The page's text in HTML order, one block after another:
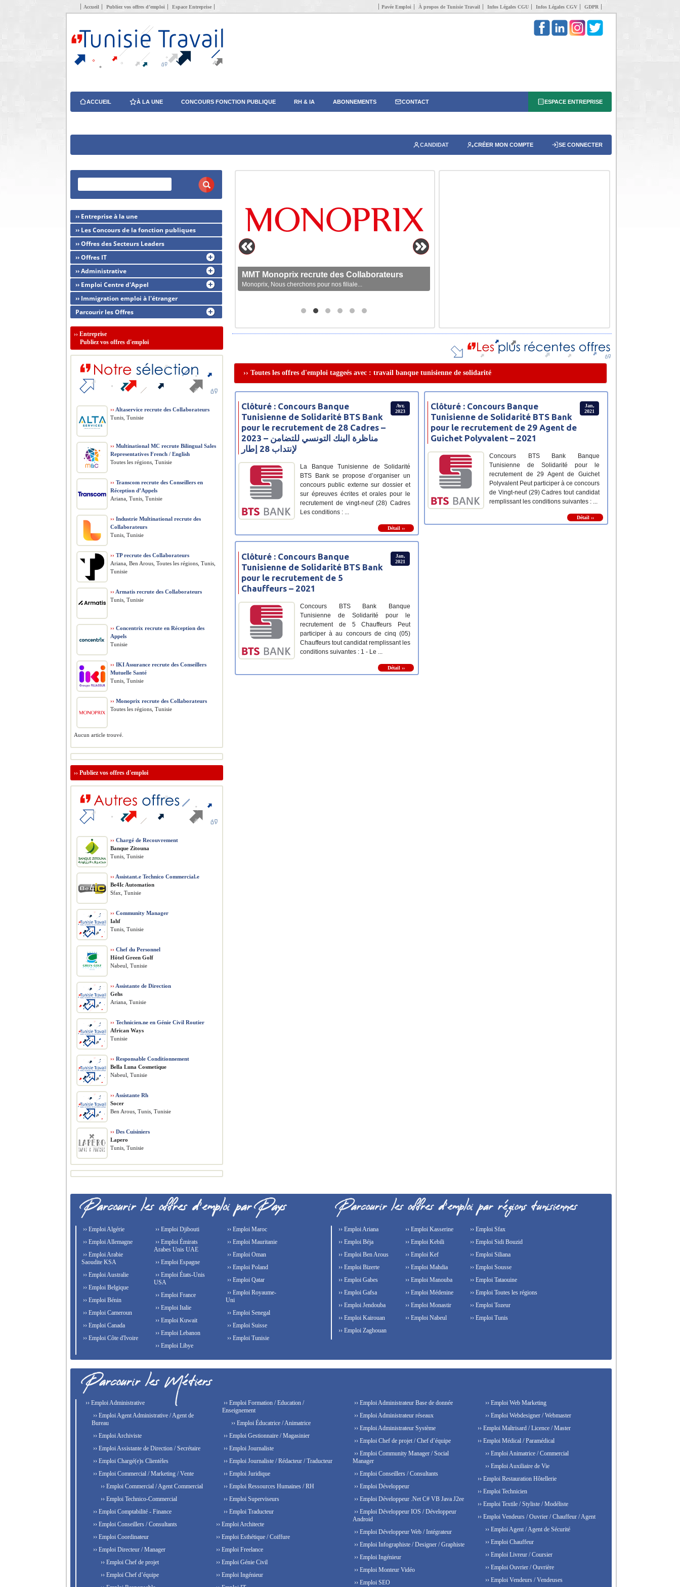
Accueil Publiez vos offres d’emploi Espace Entreprise Pavée Emploi À propos de Tunisie Travail Infos Légales CGU Infos Légales CGV GDPR
ACCUEIL À LA UNE CONCOURS FONCTION PUBLIQUE RH & IA ABONNEMENTS CONTACT ESPACE ENTREPRISE
CANDIDAT CRÉER MON COMPTE SE CONNECTER
MMT Monoprix recrute des Collaborateurs
Monoprix, Nous cherchons pour nos filiale...
›› Toutes les offres d'emploi taggeés avec : travail banque tunisienne de solidarité
Avr,
2023
Clôturé : Concours Banque
Tunisienne de Solidarité BTS Bank
pour le recrutement de 28 Cadres –
2023 – مناظرة البنك التونسي للتضامن
لإنتداب 28 إطار
La Banque Tunisienne de Solidarité
BTS Bank se propose d’organiser un
concours public externe sur dossier et
sur épreuves écrites et orales pour le
recrutement de vingt-neuf (28) Cadres
Les conditions : ...
Détail ››
Jan,
2021
Clôturé : Concours Banque
Tunisienne de Solidarité BTS Bank
pour le recrutement de 29 Agent de
Guichet Polyvalent – 2021
Concours BTS Bank Banque
Tunisienne de Solidarité pour le
recrutement de 29 Agent de Guichet
Polyvalent Peut participer à ce concours
de Vingt-neuf (29) Cadres tout candidat
remplissant les conditions suivantes : ...
Détail ››
Jan,
2021
Clôturé : Concours Banque
Tunisienne de Solidarité BTS Bank
pour le recrutement de 5
Chauffeurs – 2021
Concours BTS Bank Banque
Tunisienne de Solidarité pour le
recrutement de 5 Chauffeurs Peut
participer à au concours de cinq (05)
Chauffeurs tout candidat remplissant les
conditions suivantes : 1 - Le ...
Détail ››
›› Entreprise à la une
›› Les Concours de la fonction publiques
›› Offres des Secteurs Leaders
›› Offres IT
›› Administrative
›› Emploi Centre d'Appel
›› Immigration emploi à l'étranger
Parcourir les Offres
›› Entreprise
Publiez vos offres d'emploi
›› Altaservice recrute des Collaborateurs
Tunis, Tunisie
›› Multinational MC recrute Bilingual Sales
Representatives French / English
Toutes les régions, Tunisie
›› Transcom recrute des Conseillers en
Réception d’Appels
Ariana, Tunis, Tunisie
›› Industrie Multinational recrute des
Collaborateurs
Tunis, Tunisie
›› TP recrute des Collaborateurs
Ariana, Ben Arous, Toutes les régions, Tunis,
Tunisie
›› Armatis recrute des Collaborateurs
Tunis, Tunisie
›› Concentrix recrute en Réception des
Appels
Tunisie
›› IKI Assurance recrute des Conseillers
Mutuelle Santé
Tunis, Tunisie
›› Monoprix recrute des Collaborateurs
Toutes les régions, Tunisie
Aucun article trouvé.
›› Publiez vos offres d'emploi
›› Chargé de Recouvrement
Banque Zitouna
Tunis, Tunisie
›› Assistant.e Technico Commercial.e
Be4Ic Automation
Sfax, Tunisie
›› Community Manager
Iahf
Tunis, Tunisie
›› Chef du Personnel
Hôtel Green Golf
Nabeul, Tunisie
›› Assistante de Direction
Gehs
Ariana, Tunisie
›› Technicien.ne en Génie Civil Routier
African Ways
Tunisie
›› Responsable Conditionnement
Bella Luna Cosmetique
Nabeul, Tunisie
›› Assistante Rh
Socer
Ben Arous, Tunis, Tunisie
›› Des Cuisiniers
Lapero
Tunis, Tunisie
›› Emploi Algérie
›› Emploi Allemagne
›› Emploi Arabie
Saoudite KSA
›› Emploi Australie
›› Emploi Belgique
›› Emploi Bénin
›› Emploi Cameroun
›› Emploi Canada
›› Emploi Côte d'Ivoire
›› Emploi Djibouti
›› Emploi Émirats
Arabes Unis UAE
›› Emploi Espagne
›› Emploi États-Unis
USA
›› Emploi France
›› Emploi Italie
›› Emploi Kuwait
›› Emploi Lebanon
›› Emploi Libye
›› Emploi Maroc
›› Emploi Mauritanie
›› Emploi Oman
›› Emploi Poland
›› Emploi Qatar
›› Emploi Royaume-
Uni
›› Emploi Senegal
›› Emploi Suisse
›› Emploi Tunisie
›› Emploi Ariana
›› Emploi Béja
›› Emploi Ben Arous
›› Emploi Bizerte
›› Emploi Gabes
›› Emploi Gafsa
›› Emploi Jendouba
›› Emploi Kairouan
›› Emploi Kasserine
›› Emploi Kebili
›› Emploi Kef
›› Emploi Mahdia
›› Emploi Manouba
›› Emploi Médenine
›› Emploi Monastir
›› Emploi Nabeul
›› Emploi Sfax
›› Emploi Sidi Bouzid
›› Emploi Siliana
›› Emploi Sousse
›› Emploi Tataouine
›› Emploi Toutes les régions
›› Emploi Tozeur
›› Emploi Tunis
›› Emploi Zaghouan
›› Emploi Administrative
›› Emploi Agent Administrative / Agent de
Bureau
›› Emploi Archiviste
›› Emploi Assistante de Direction / Secrétaire
›› Emploi Chargé(e)s Clientèles
›› Emploi Commercial / Marketing / Vente
›› Emploi Commercial / Agent Commercial
›› Emploi Technico-Commercial
›› Emploi Comptabilité - Finance
›› Emploi Conseillers / Consultants
›› Emploi Coordinateur
›› Emploi Directeur / Manager
›› Emploi Chef de projet
›› Emploi Chef d’équipe
›› Emploi Formation / Education /
Enseignement
›› Emploi Éducatrice / Animatrice
›› Emploi Gestionnaire / Magasinier
›› Emploi Journaliste
›› Emploi Journaliste / Rédacteur / Traducteur
›› Emploi Juridique
›› Emploi Ressources Humaines / RH
›› Emploi Superviseurs
›› Emploi Traducteur
›› Emploi Architecte
›› Emploi Esthétique / Coiffure
›› Emploi Freelance
›› Emploi Génie Civil
›› Emploi Ingénieur
›› Emploi Administrateur Base de donnée
›› Emploi Administrateur réseaux
›› Emploi Administrateur Système
›› Emploi Chef de projet / Chef d’équipe
›› Emploi Community Manager / Social
Manager
›› Emploi Conseillers / Consultants
›› Emploi Développeur
›› Emploi Développeur .Net C# VB Java J2ee
›› Emploi Développeur IOS / Développeur
Android
›› Emploi Développeur Web / Intégrateur
›› Emploi Infographiste / Designer / Graphiste
›› Emploi Ingénieur
›› Emploi Monteur Vidéo
›› Emploi SEO
›› Emploi Web Marketing
›› Emploi Webdesigner / Webmaster
›› Emploi Maîtrisard / Licence / Master
›› Emploi Médical / Paramédical
›› Emploi Animatrice / Commercial
›› Emploi Auxiliaire de Vie
›› Emploi Restauration Hôtellerie
›› Emploi Technicien
›› Emploi Textile / Styliste / Modéliste
›› Emploi Vendeurs / Ouvrier / Chauffeur / Agent
›› Emploi Agent / Agent de Sécurité
›› Emploi Chauffeur
›› Emploi Livreur / Coursier
›› Emploi Ouvrier / Ouvrière
›› Emploi Vendeurs / Vendeuses